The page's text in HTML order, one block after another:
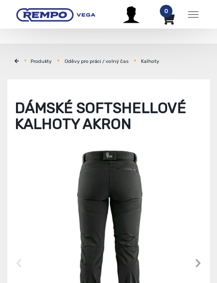
Menu
0
Produkty Oděvy pro práci / volný čas Kalhoty
DÁMSKÉ SOFTSHELLOVÉ
KALHOTY AKRON